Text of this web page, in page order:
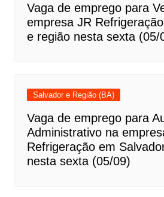
Vaga de emprego para
empresa JR
e região nesta sexta (05/
Salvador e Região (BA)
Vaga de emprego para
Administrativo na
Refrigeração em
nesta sexta (05/09)